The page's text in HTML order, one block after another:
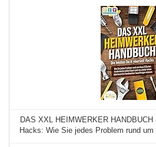
DAS XXL HEIMWERKER
Hacks: Wie Sie jedes Problem rund um